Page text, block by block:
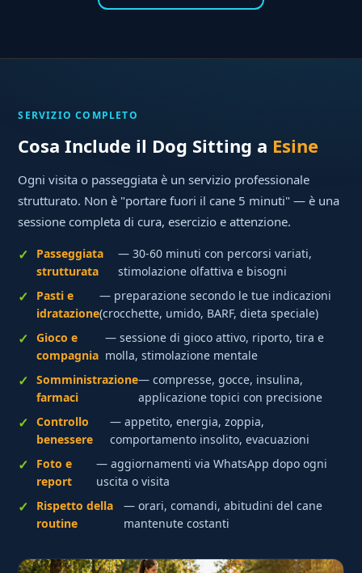
SERVIZIO COMPLETO
Cosa Include il Dog Sitting a Esine
Ogni visita o passeggiata è un servizio professionale
strutturato. Non è "portare fuori il cane 5 minuti" — è una
sessione completa di cura, esercizio e attenzione.
Passeggiata
strutturata
— 30-60 minuti con percorsi variati,
stimolazione olfattiva e bisogni
Pasti e
idratazione
— preparazione secondo le tue indicazioni
(crocchette, umido, BARF, dieta speciale)
Gioco e
compagnia
— sessione di gioco attivo, riporto, tira e
molla, stimolazione mentale
Somministrazione
farmaci
— compresse, gocce, insulina,
applicazione topici con precisione
Controllo
benessere
— appetito, energia, zoppia,
comportamento insolito, evacuazioni
Foto e
report
— aggiornamenti via WhatsApp dopo ogni
uscita o visita
Rispetto della
routine
— orari, comandi, abitudini del cane
mantenute costanti